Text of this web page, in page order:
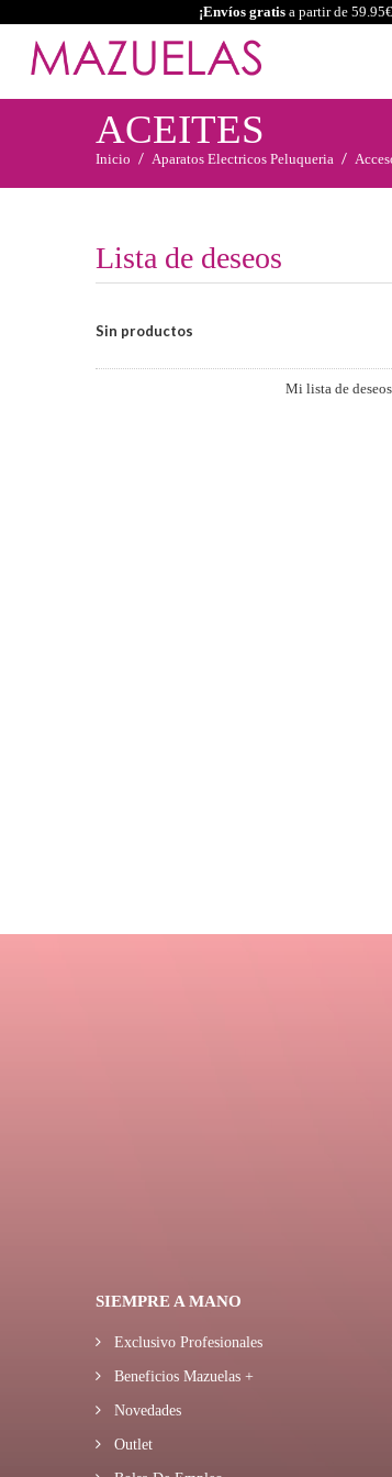
¡Envíos gratisa partir de
ACEITES
Inicio Aparatos Electricos Peluqueria
Lista de deseos
Sin productos
Mi lista de deseos
SIEMPRE A MANO
Exclusivo Profesionales
Beneficios Mazuelas +
Novedades
Outlet